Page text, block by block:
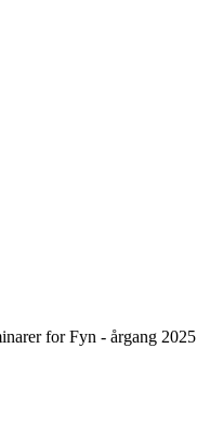
for Fyn - årgang 2025